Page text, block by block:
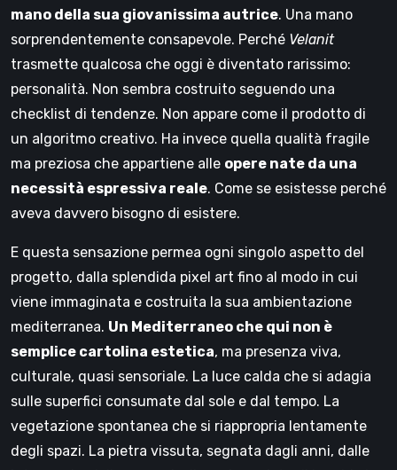
mano della sua giovanissima autrice. Una mano
sorprendentemente consapevole. Perché Velanit
trasmette qualcosa che oggi è diventato rarissimo:
personalità. Non sembra costruito seguendo una
checklist di tendenze. Non appare come il prodotto di
un algoritmo creativo. Ha invece quella qualità fragile
ma preziosa che appartiene alle opere nate da una
necessità espressiva reale. Come se esistesse perché
aveva davvero bisogno di esistere.
E questa sensazione permea ogni singolo aspetto del
progetto, dalla splendida pixel art fino al modo in cui
viene immaginata e costruita la sua ambientazione
mediterranea. Un Mediterraneo che qui non è
semplice cartolina estetica, ma presenza viva,
culturale, quasi sensoriale. La luce calda che si adagia
sulle superfici consumate dal sole e dal tempo. La
vegetazione spontanea che si riappropria lentamente
degli spazi. La pietra vissuta, segnata dagli anni, dalle